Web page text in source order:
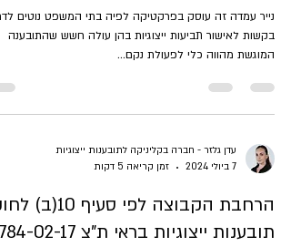
נייר עמדה זה עוסק בפרקטיקה לפיה בתי המשפט נוטים
בקשות לאישור תביעות ייצוגיות בהן עולה חשש שהתובענה
המוגשת מהווה כלי לפעולת נקם...
עדן גלזר - חברה בקליניקה לתובענות ייצוגיות
7 ביולי 2024
זמן קריאה 5 דקות
הרחבת הקבוצה לפי סעיף
תובענות ייצוגיות בראי ת"צ